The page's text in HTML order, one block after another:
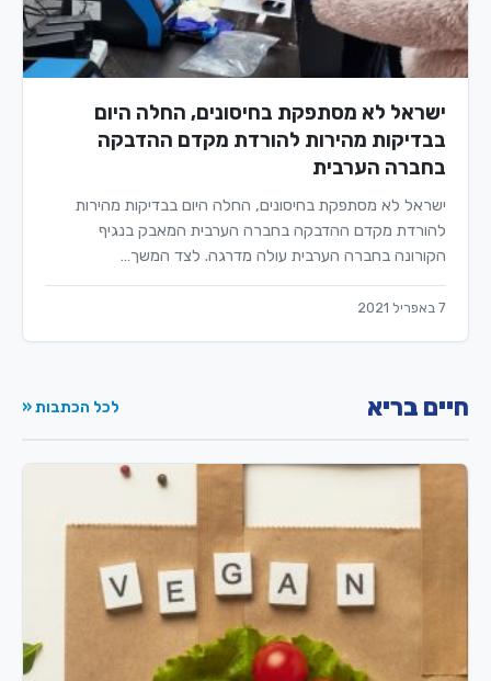
ישראל לא מסתפקת בחיסונים, החלה היום
בבדיקות מהירות להורדת מקדם ההדבקה
בחברה הערבית
ישראל לא מסתפקת בחיסונים, החלה היום בבדיקות מהירות
להורדת מקדם ההדבקה בחברה הערבית המאבק בנגיף
הקורונה בחברה הערבית עולה מדרגה. לצד המשך…
7 באפריל 2021
חיים בריא לכל הכתבות «